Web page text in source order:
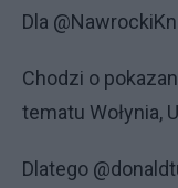
Dla
Chodzi o
tematu Wołynia,
Dlatego